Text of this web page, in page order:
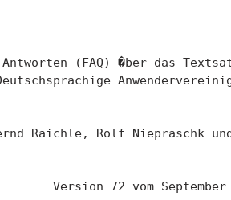
(FAQ) �ber das
Raichle, Rolf Niepraschk
Version 72 vom September